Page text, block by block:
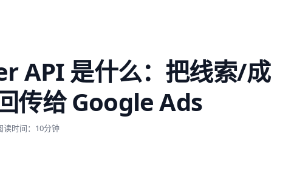
API 是什么：把线索/成
传给 Google Ads
读时间：10分钟